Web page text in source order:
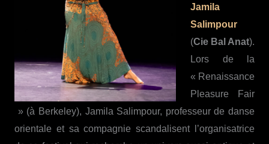
Jamila
Salimpour
(Cie Bal Anat).
Lors de la
« Renaissance
Pleasure Fair
» (à Berkeley), Jamila Salimpour, professeur de danse
orientale et sa compagnie scandalisent l’organisatrice